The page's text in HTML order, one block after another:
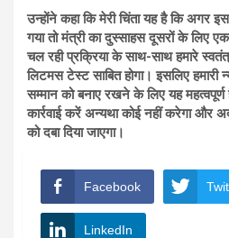
उन्होंने कहा कि मेरी चिंता यह है कि अगर
गया तो मंत्री का दुस्साहस दूसरों के लिए
चल रही प्रक्रिया के साथ-साथ हमारे
लिटमस टेस्ट साबित होगा। इसलिए हमारी
सम्मान को बनाए रखने के लिए यह
कार्रवाई करें अन्यथा कोई नहीं करेगा और
को दबा दिया जाएगा।
Facebook
LinkedIn